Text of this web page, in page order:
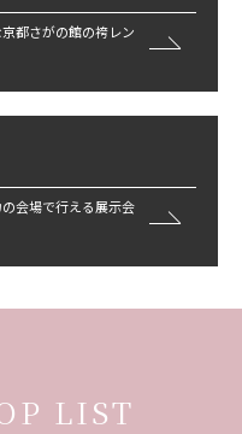
都さがの館の袴レン
会場で行える展示会
LIST